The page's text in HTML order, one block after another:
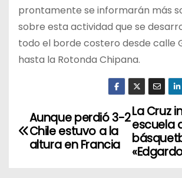
prontamente se informarán más
sobre esta actividad que se
todo el borde costero desde calle
hasta la Rotonda Chipana.
N
a
La Cruz
escuela
Aunque perdió 3-2
Chile estuvo a la
altura en Francia